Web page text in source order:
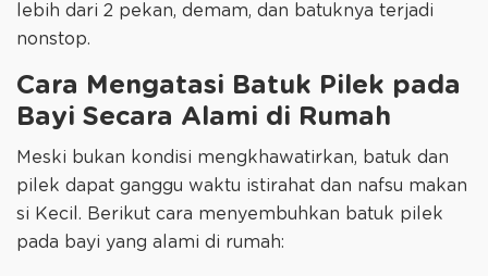
lebih dari 2 pekan, demam, dan batuknya terjadi
nonstop.
Cara Mengatasi Batuk Pilek pada
Bayi Secara Alami di Rumah
Meski bukan kondisi mengkhawatirkan, batuk dan
pilek dapat ganggu waktu istirahat dan nafsu makan
si Kecil. Berikut cara menyembuhkan batuk pilek
pada bayi yang alami di rumah: